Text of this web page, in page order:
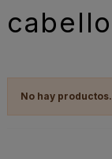
cabello
No hay productos.